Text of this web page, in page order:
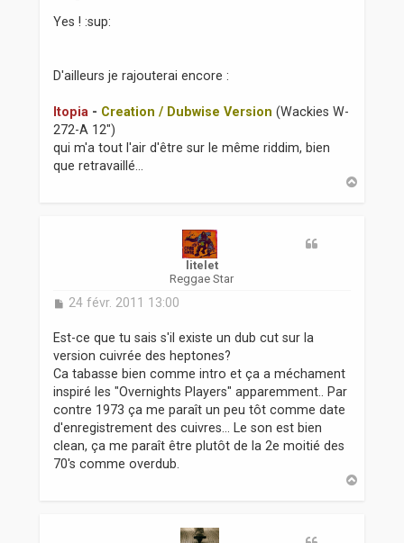
Yes ! :sup:
D'ailleurs je rajouterai encore :
Itopia- Creation / Dubwise Version (Wackies W-
272-A 12")
qui m'a tout l'air d'être sur le même riddim, bien
que retravaillé...
litelet
Reggae Star
M
s
a
g
e
24 févr. 2011 13:00
Est-ce que tu sais s'il existe un dub cut sur la
version cuivrée des heptones?
Ca tabasse bien comme intro et ça a méchament
inspiré les "Overnights Players" apparemment.. Par
contre 1973 ça me paraît un peu tôt comme date
d'enregistrement des cuivres... Le son est bien
clean, ça me paraît être plutôt de la 2e moitié des
70's comme overdub.